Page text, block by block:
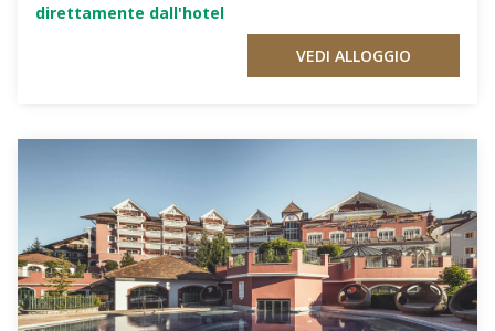
direttamente dall'hotel
VEDI ALLOGGIO